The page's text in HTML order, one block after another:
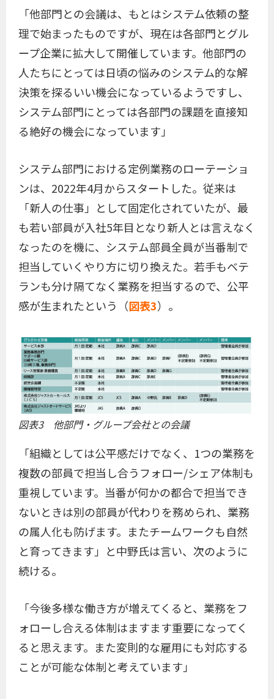
「他部門との会議は、もとはシステム依頼の整
理で始まったものですが、現在は各部門とグル
ープ企業に拡大して開催しています。他部門の
人たちにとっては日頃の悩みのシステム的な解
決策を探るいい機会になっているようですし、
システム部門にとっては各部門の課題を直接知
る絶好の機会になっています」
システム部門における定例業務のローテーショ
ンは、2022年4月からスタートした。従来は
「新人の仕事」として固定化されていたが、最
も若い部員が入社5年目となり新人とは言えなく
なったのを機に、システム部員全員が当番制で
担当していくやり方に切り換えた。若手もベテ
ランも分け隔てなく業務を担当するので、公平
感が生まれたという（図表3）。
図表3 他部門・グループ会社との会議
「組織としては公平感だけでなく、1つの業務を
複数の部員で担当し合うフォロー/シェア体制も
重視しています。当番が何かの都合で担当でき
ないときは別の部員が代わりを務められ、業務
の属人化も防げます。またチームワークも自然
と育ってきます」と中野氏は言い、次のように
続ける。
「今後多様な働き方が増えてくると、業務をフ
ォローし合える体制はますます重要になってく
ると思えます。また変則的な雇用にも対応する
ことが可能な体制と考えています」